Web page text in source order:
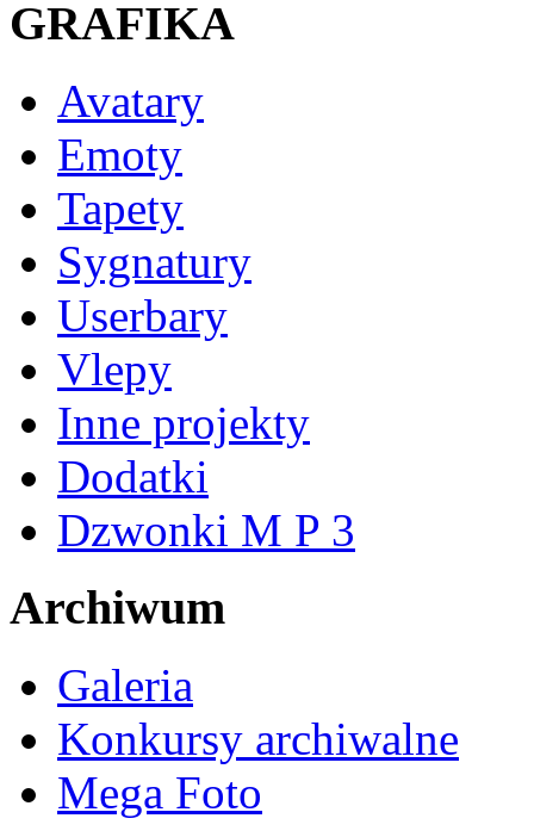
GRAFIKA
Avatary
Emoty
Tapety
Sygnatury
Userbary
Vlepy
Inne projekty
Dodatki
Dzwonki M P 3
Archiwum
Galeria
Konkursy archiwalne
Mega Foto